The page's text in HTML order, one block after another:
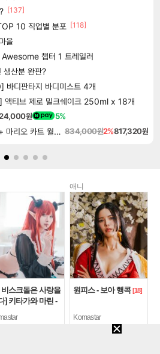
[137]
10 직업별 분포 [118]
을
챕터 1 트레일러
산분 완판?
디판타지 바디미스트 4개
티브 제로 밀크쉐이크 250ml x 18개
원 5%
닌텐도 스위치 2 본체 + 마리오 카트 월드 + 포켓몬 포코피아 번들 834,000원2%817,320원
비스크돌은 사랑을
] 키타가와 마린 -
애니
원피스 - 보아 행콕 [18]
Komastar